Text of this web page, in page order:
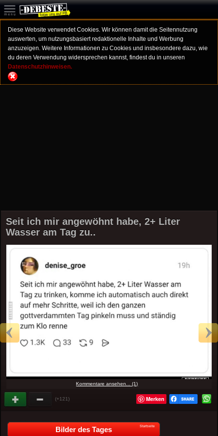
Diese Website verwendet Cookies. Wir können damit die Seitennutzung
auswerten, um nutzungsbasiert redaktionelle Inhalte und Werbung
anzuzeigen. Weitere Informationen zu Cookies und insbesondere dazu, wie
du deren Verwendung widersprechen kannst, findest du in unseren
Datenschutzhinweisen.
Seit ich mir angewöhnt habe, 2+ Liter
Wasser am Tag zu..
Kommentare ansehen... (1)
(+121) Merken
Bilder des Tages Startseite